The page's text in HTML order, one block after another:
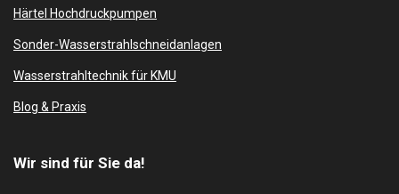
Härtel Hochdruckpumpen
Sonder-Wasserstrahlschneidanlagen
Wasserstrahltechnik für KMU
Blog & Praxis
Wir sind für Sie da!